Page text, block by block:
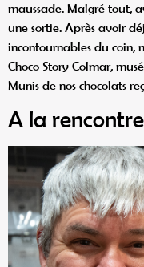
maussade. Malgré tout,
une sortie. Après avoir
incontournables du coin,
Choco Story Colmar,
Munis de nos chocolats
A la